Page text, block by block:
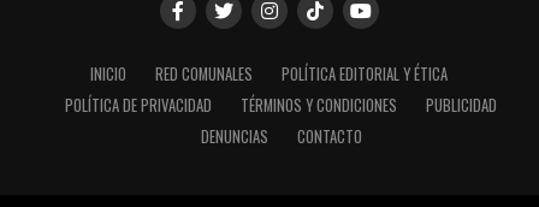
INICIO RED COMUNALES
POLÍTICA EDITORIAL Y ÉTICA
POLÍTICA DE PRIVACIDAD
TÉRMINOS Y CONDICIONES
PUBLICIDAD
DENUNCIAS
CONTACTO